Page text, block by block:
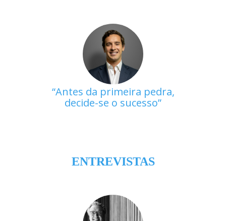
Antes da primeira pedra,
decide-se o sucesso
ENTREVISTAS